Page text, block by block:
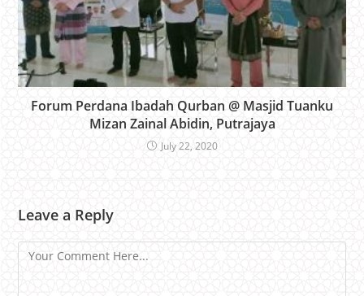
Forum Perdana Ibadah Qurban @ Masjid Tuanku
Mizan Zainal Abidin, Putrajaya
July 22, 2020
Leave a Reply
Comment